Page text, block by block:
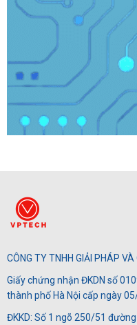
CÔNG TY TNHH GIẢI PHÁP
Giấy chứng nhận ĐKDN số
thành phố Hà Nội cấp ngày
ĐKKD: Số 1 ngõ 250/51